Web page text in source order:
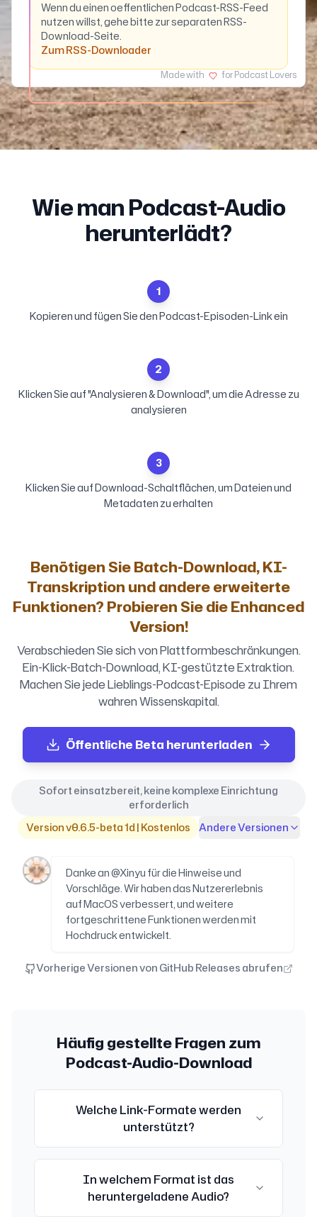
Wenn du einen oeffentlichen Podcast-RSS-Feed
nutzen willst, gehe bitte zur separaten RSS-
Download-Seite.
Zum RSS-Downloader
Made with for Podcast Lovers
Wie man Podcast-Audio
herunterlädt?
1
Kopieren und fügen Sie den Podcast-Episoden-Link ein
2
Klicken Sie auf "Analysieren & Download", um die Adresse zu
analysieren
3
Klicken Sie auf Download-Schaltflächen, um Dateien und
Metadaten zu erhalten
Benötigen Sie Batch-Download, KI-
Transkription und andere erweiterte
Funktionen? Probieren Sie die Enhanced
Version!
Verabschieden Sie sich von Plattformbeschränkungen.
Ein-Klick-Batch-Download, KI-gestützte Extraktion.
Machen Sie jede Lieblings-Podcast-Episode zu Ihrem
wahren Wissenskapital.
Öffentliche Beta herunterladen
Sofort einsatzbereit, keine komplexe Einrichtung
erforderlich
Version v0.6.5-beta 1d | Kostenlos
Andere Versionen
Danke an @Xinyu für die Hinweise und
Vorschläge. Wir haben das Nutzererlebnis
auf MacOS verbessert, und weitere
fortgeschrittene Funktionen werden mit
Hochdruck entwickelt.
Vorherige Versionen von GitHub Releases abrufen
Häufig gestellte Fragen zum
Podcast-Audio-Download
Welche Link-Formate werden
unterstützt?
Podcast-Episoden-Links unterstützt.
Format:
https://www.xiaoyuzhoufm.com/episode/[id]
In welchem Format ist das
heruntergeladene Audio?